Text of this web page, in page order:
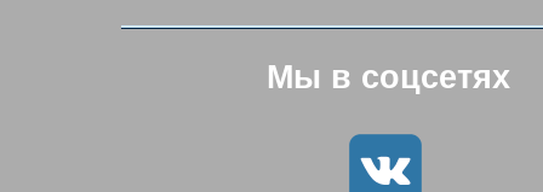
Мы в соцсетях